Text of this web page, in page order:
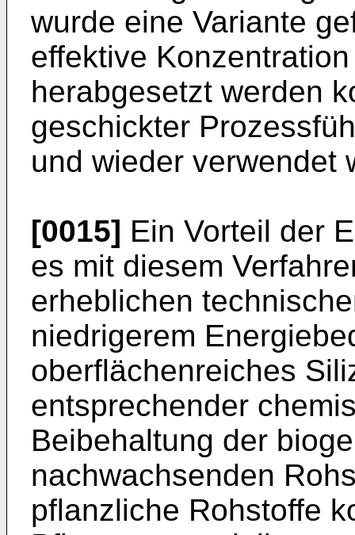
wurde eine Variante
effektive
herabgesetzt werden
geschickter
und wieder verwendet
[0015] Ein Vorteil der
es mit diesem
erheblichen
niedrigerem
oberflächenreiches
entsprechender
Beibehaltung der
nachwachsenden
pflanzliche Rohstoffe